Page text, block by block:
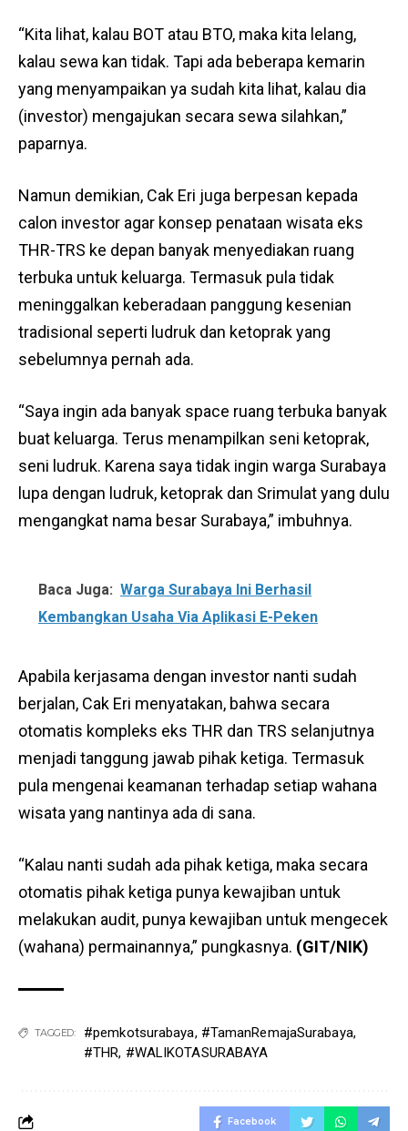
“Kita lihat, kalau BOT atau BTO, maka kita lelang,
kalau sewa kan tidak. Tapi ada beberapa kemarin
yang menyampaikan ya sudah kita lihat, kalau dia
(investor) mengajukan secara sewa silahkan,”
paparnya.
Namun demikian, Cak Eri juga berpesan kepada
calon investor agar konsep penataan wisata eks
THR-TRS ke depan banyak menyediakan ruang
terbuka untuk keluarga. Termasuk pula tidak
meninggalkan keberadaan panggung kesenian
tradisional seperti ludruk dan ketoprak yang
sebelumnya pernah ada.
“Saya ingin ada banyak space ruang terbuka banyak
buat keluarga. Terus menampilkan seni ketoprak,
seni ludruk. Karena saya tidak ingin warga Surabaya
lupa dengan ludruk, ketoprak dan Srimulat yang dulu
mengangkat nama besar Surabaya,” imbuhnya.
Baca Juga: Warga Surabaya Ini Berhasil
Kembangkan Usaha Via Aplikasi E-Peken
Apabila kerjasama dengan investor nanti sudah
berjalan, Cak Eri menyatakan, bahwa secara
otomatis kompleks eks THR dan TRS selanjutnya
menjadi tanggung jawab pihak ketiga. Termasuk
pula mengenai keamanan terhadap setiap wahana
wisata yang nantinya ada di sana.
“Kalau nanti sudah ada pihak ketiga, maka secara
otomatis pihak ketiga punya kewajiban untuk
melakukan audit, punya kewajiban untuk mengecek
(wahana) permainannya,” pungkasnya. (GIT/NIK)
TAGGED: #pemkotsurabaya, #TamanRemajaSurabaya,
#THR, #WALIKOTASURABAYA
Facebook